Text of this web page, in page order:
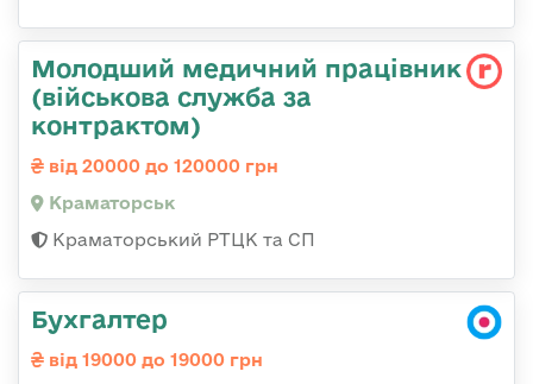
Молодший медичний працівник
(військова служба за
контрактом)
від 20000 до 120000 грн
Краматорськ
Краматорський РТЦК та СП
Бухгалтер
від 19000 до 19000 грн